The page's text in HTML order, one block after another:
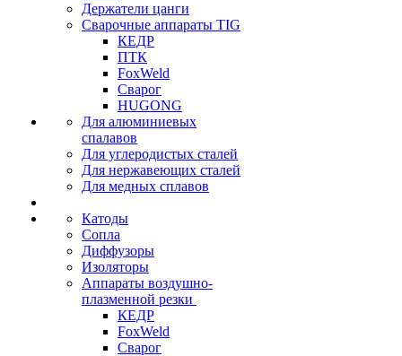
Держатели цанги
Сварочные аппараты TIG
КЕДР
ПТК
FoxWeld
Сварог
HUGONG
Для алюминиевых
спалавов
Для углеродистых сталей
Для нержавеющих сталей
Для медных сплавов
Катоды
Сопла
Диффузоры
Изоляторы
Аппараты воздушно-
плазменной резки
КЕДР
FoxWeld
Сварог